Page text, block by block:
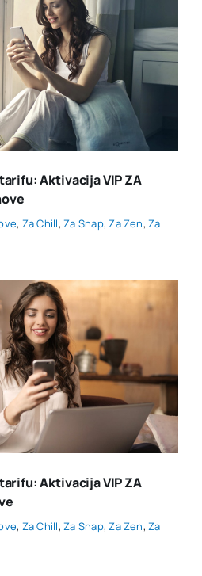
Aktivacija VIP ZA
, Za Chill,Za Snap,Za Zen,Za
Aktivacija VIP ZA
, Za Chill,Za Snap,Za Zen,Za